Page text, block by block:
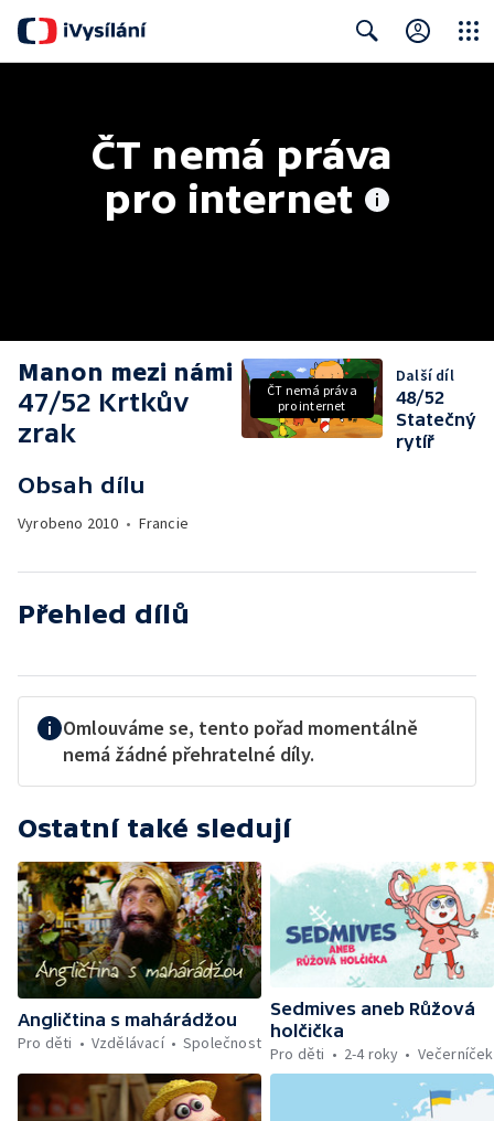
ČT nemá práva
pro internet
Manon mezi námi
47/52 Krtkův
zrak
Obsah dílu
Vyrobeno 2010 • Francie
ČT nemá práva
pro internet
Další díl
48/52
Statečný
rytíř
Přehled dílů
Omlouváme se, tento pořad momentálně
nemá žádné přehratelné díly.
Ostatní také sledují
Angličtina s mahárádžou
Pro děti
Vzdělávací Společnost
Sedmives aneb Růžová
holčička
Pro děti
2-4 roky Večerníček